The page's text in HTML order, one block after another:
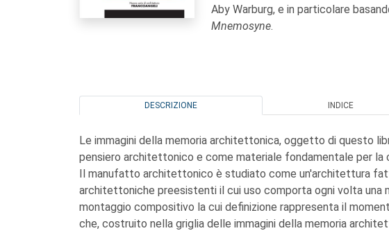
Aby Warburg, e in particolare
Mnemosyne.
DESCRIZIONE INDICE
Le immagini della memoria architettonica, oggetto di questo
pensiero architettonico e come materiale fondamentale per
Il manufatto architettonico è studiato come un'architettura
architettoniche preesistenti il cui uso comporta ogni volta una
montaggio compositivo la cui definizione rappresenta il
che, costruito nella griglia delle immagini della memoria